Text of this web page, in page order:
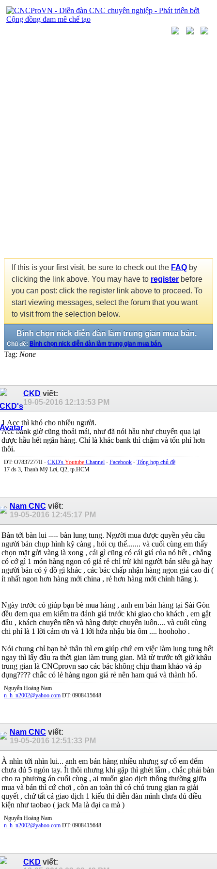
If this is your first visit, be sure to check out the FAQ by
clicking the link above. You may have to register before
you can post: click the register link above to proceed. To
start viewing messages, select the forum that you want
to visit from the selection below.
Bình chọn nick diễn đàn làm trung gian mua bán.
Chủ đề: Bình chọn nick diễn đàn làm trung gian mua bán.
Tag: None
CKD viết:
19-05-2016 12:13:53 PM
1 Acc thì khó cho nhiều người.
Acc bank giờ cũng thoải mái, như đã nói hầu như chuyển qua lại
được hầu hết ngân hàng. Chỉ là khác bank thì chậm và tốn phí hơn
thôi.
DT: O7837277II - CKD's Youtube Channel - Facebook - Tổng hợp chủ đề
17 ds 3, Thạnh Mỹ Lợi, Q2, tp.HCM
Nam CNC viết:
19-05-2016 12:45:17 PM
Bàn tới bàn lui ---- bàn lung tung. Người mua được quyền yêu cầu
người bán chụp hình kỹ càng , hỏi cụ thể....... và cuối cùng em thấy
chọn mặt gửi vàng là xong , cái gì cũng có cái giá của nó hết , chẳng
có cớ gì 1 món hàng ngon có giá rẻ chỉ trừ khi người bán siêu gà hay
người bán có ý đồ gì khác , các bác chấp nhận hàng ngon giá cao đi (
ít nhất ngon hơn hàng mới china , rẻ hơn hàng mới chính hãng ).
Ngày trước có giúp bạn bè mua hàng , anh em bán hàng tại Sài Gòn
đều đem qua em kiểm tra đánh giá trước khi giao cho khách , em gật
đầu , khách chuyển tiền và hàng được chuyển luôn.... và cuối cùng
chi phí là 1 lời cảm ơn và 1 lới hứa nhậu bia ôm .... hoohoho .
Nói chung chỉ bạn bè thân thì em giúp chứ em việc làm lung tung hết
ngay thì lấy đâu ra thời gian làm trung gian. Mà từ trước tới giờ khâu
trung gian là CNCprovn sao các bác không chịu tham khảo và áp
dụng???? chắc có lẻ hàng ngon giá rẻ nên ham quá và thành hố.
Nguyễn Hoàng Nam
n_h_n2002@yahoo.com DT: 0908415648
Nam CNC viết:
19-05-2016 12:51:33 PM
À nhìn tới nhìn lui... anh em bán hàng nhiều nhưng sự cố em đếm
chưa đủ 5 ngón tay. Ít thôi nhưng khi gặp thì ghét lắm , chắc phải bàn
cho ra phương án cuối cùng , ai muốn giao dịch thông thường giữa
mua và bán thì cứ chơi , còn an toàn thì có chú trung gian ra giải
quyết , chứ tất cả giao dịch 1 kiểu thì diễn đàn mình chưa đủ điều
kiện như taobao ( jack Ma là đại ca mà )
Nguyễn Hoàng Nam
n_h_n2002@yahoo.com DT: 0908415648
CKD viết: